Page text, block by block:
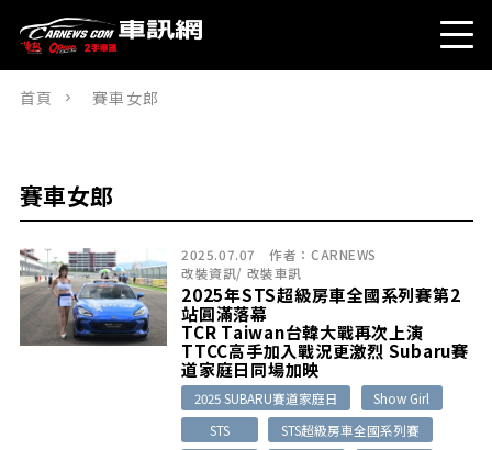
首頁 賽車女郎
賽車女郎
2025.07.07 作者： CARNEWS
改裝資訊/ 改裝車訊
2025年STS超級房車全國系列賽第2
站圓滿落幕
TCR Taiwan台韓大戰再次上演
TTCC高手加入戰況更激烈 Subaru賽
道家庭日同場加映
2025 SUBARU賽道家庭日
Show Girl
STS
STS超級房車全國系列賽